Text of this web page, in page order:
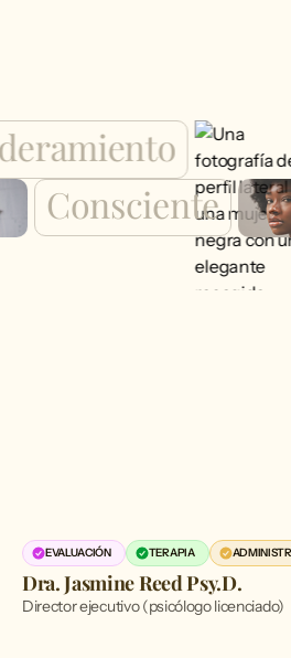
Consciente
EVALUACIÓN TERAPIA
Dra. Jasmine Reed Psy.D.
Director ejecutivo (psicólogo licenciado)